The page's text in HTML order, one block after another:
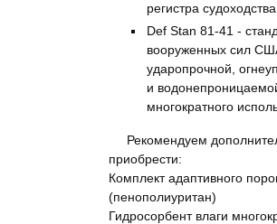
регистра судоходства
Def Stan 81-41 -
вооруженных сил
ударопрочной,
и
многократного
Рекомендуем
приобрести:
Комплект адаптивного
(пенополиуритан)
Гидросорбент влаги